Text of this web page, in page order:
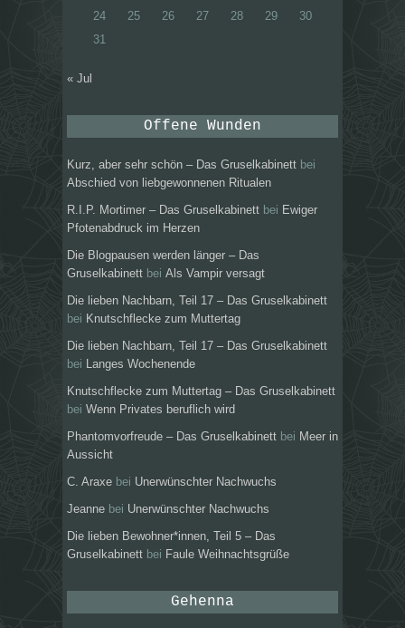
24
25 26 27 28 29
30
31
« Jul
Offene Wunden
Kurz, aber sehr schön – Das Gruselkabinett bei
Abschied von liebgewonnenen Ritualen
R.I.P. Mortimer – Das Gruselkabinett bei Ewiger
Pfotenabdruck im Herzen
Die Blogpausen werden länger – Das
Gruselkabinett bei Als Vampir versagt
Die lieben Nachbarn, Teil 17 – Das Gruselkabinett
bei Knutschflecke zum Muttertag
Die lieben Nachbarn, Teil 17 – Das Gruselkabinett
bei
Langes Wochenende
Knutschflecke zum Muttertag – Das Gruselkabinett
bei Wenn Privates beruflich wird
Phantomvorfreude – Das Gruselkabinett bei Meer in
Aussicht
C. Araxe bei Unerwünschter Nachwuchs
Jeanne bei Unerwünschter Nachwuchs
Die lieben Bewohner*innen, Teil 5 – Das
Gruselkabinett bei Faule Weihnachtsgrüße
Gehenna